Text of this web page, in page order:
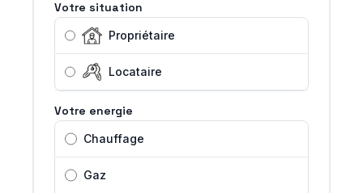
Votre situation
Propriétaire
Locataire
Votre energie
Chauffage
Gaz